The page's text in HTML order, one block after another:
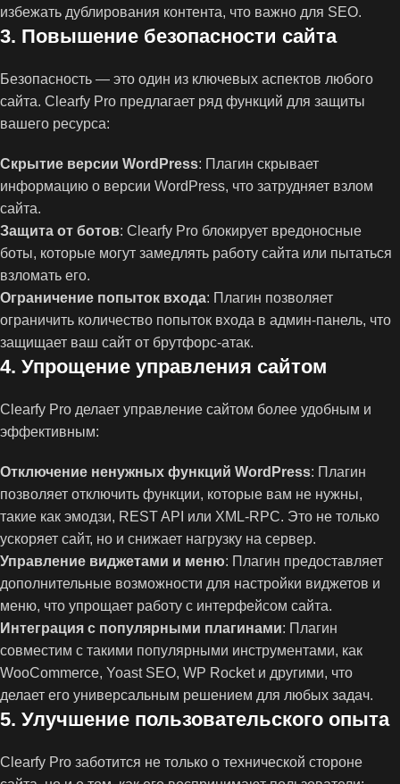
избежать дублирования контента, что важно для SEO.
3. Повышение безопасности сайта
Безопасность — это один из ключевых аспектов любого
сайта. Clearfy Pro предлагает ряд функций для защиты
вашего ресурса:
Скрытие версии WordPress: Плагин скрывает
информацию о версии WordPress, что затрудняет взлом
сайта.
Защита от ботов: Clearfy Pro блокирует вредоносные
боты, которые могут замедлять работу сайта или пытаться
взломать его.
Ограничение попыток входа: Плагин позволяет
ограничить количество попыток входа в админ-панель, что
защищает ваш сайт от брутфорс-атак.
4. Упрощение управления сайтом
Clearfy Pro делает управление сайтом более удобным и
эффективным:
Отключение ненужных функций WordPress: Плагин
позволяет отключить функции, которые вам не нужны,
такие как эмодзи, REST API или XML-RPC. Это не только
ускоряет сайт, но и снижает нагрузку на сервер.
Управление виджетами и меню: Плагин предоставляет
дополнительные возможности для настройки виджетов и
меню, что упрощает работу с интерфейсом сайта.
Интеграция с популярными плагинами: Плагин
совместим с такими популярными инструментами, как
WooCommerce, Yoast SEO, WP Rocket и другими, что
делает его универсальным решением для любых задач.
5. Улучшение пользовательского опыта
Clearfy Pro заботится не только о технической стороне